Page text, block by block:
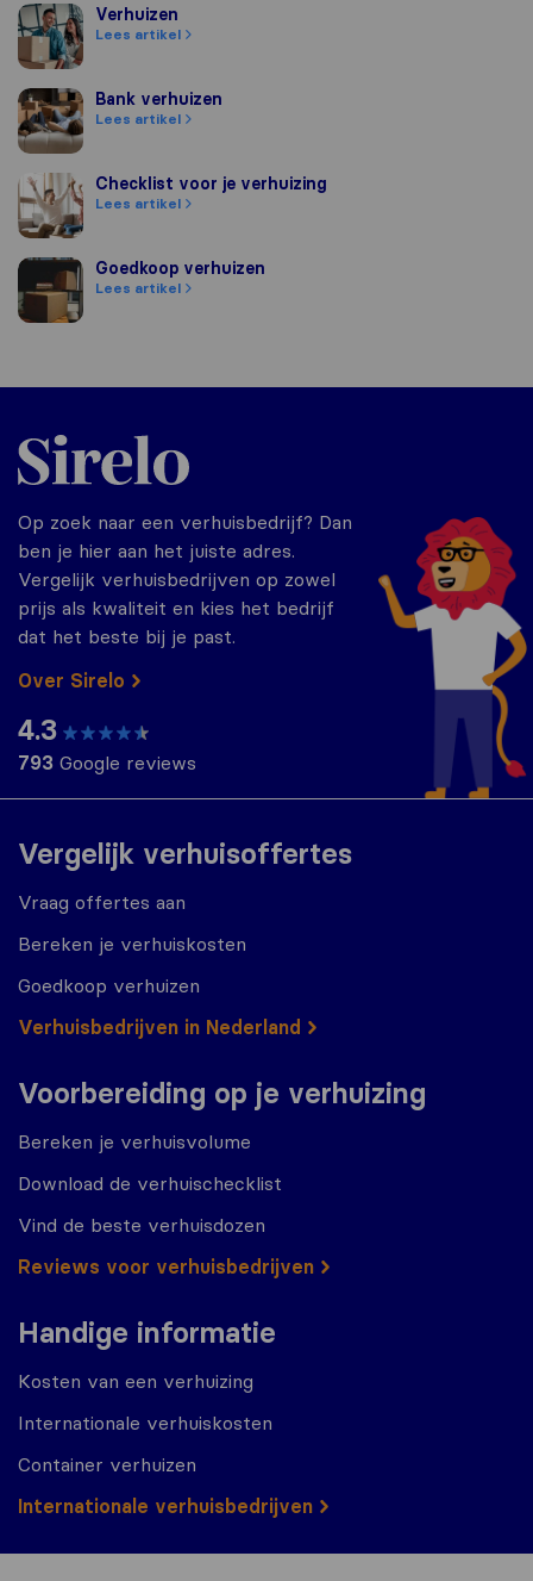
VerhuizenVerhuizen
Lees artikel
Bank verhuizenBank verhuizen
Lees artikel
Checklist voor je verhuizing
Checklist voor je verhuizing
Lees artikel
Goedkoop verhuizen
Goedkoop verhuizen
Lees artikel
Vergelijk verhuisoffertes
Vraag offertes aan
Bereken je verhuiskosten
Goedkoop verhuizen
Verhuisbedrijven in Nederland
Voorbereiding op je verhuizing
Bereken je verhuisvolume
Download de verhuischecklist
Vind de beste verhuisdozen
Reviews voor verhuisbedrijven
Handige informatie
Kosten van een verhuizing
Internationale verhuiskosten
Container verhuizen
Internationale verhuisbedrijven
Sirelo.nl
Op zoek naar een verhuisbedrijf? Dan
ben je hier aan het juiste adres.
Vergelijk verhuisbedrijven op zowel
prijs als kwaliteit en kies het bedrijf
dat het beste bij je past.
Over Sirelo
4.3
793 Google reviews